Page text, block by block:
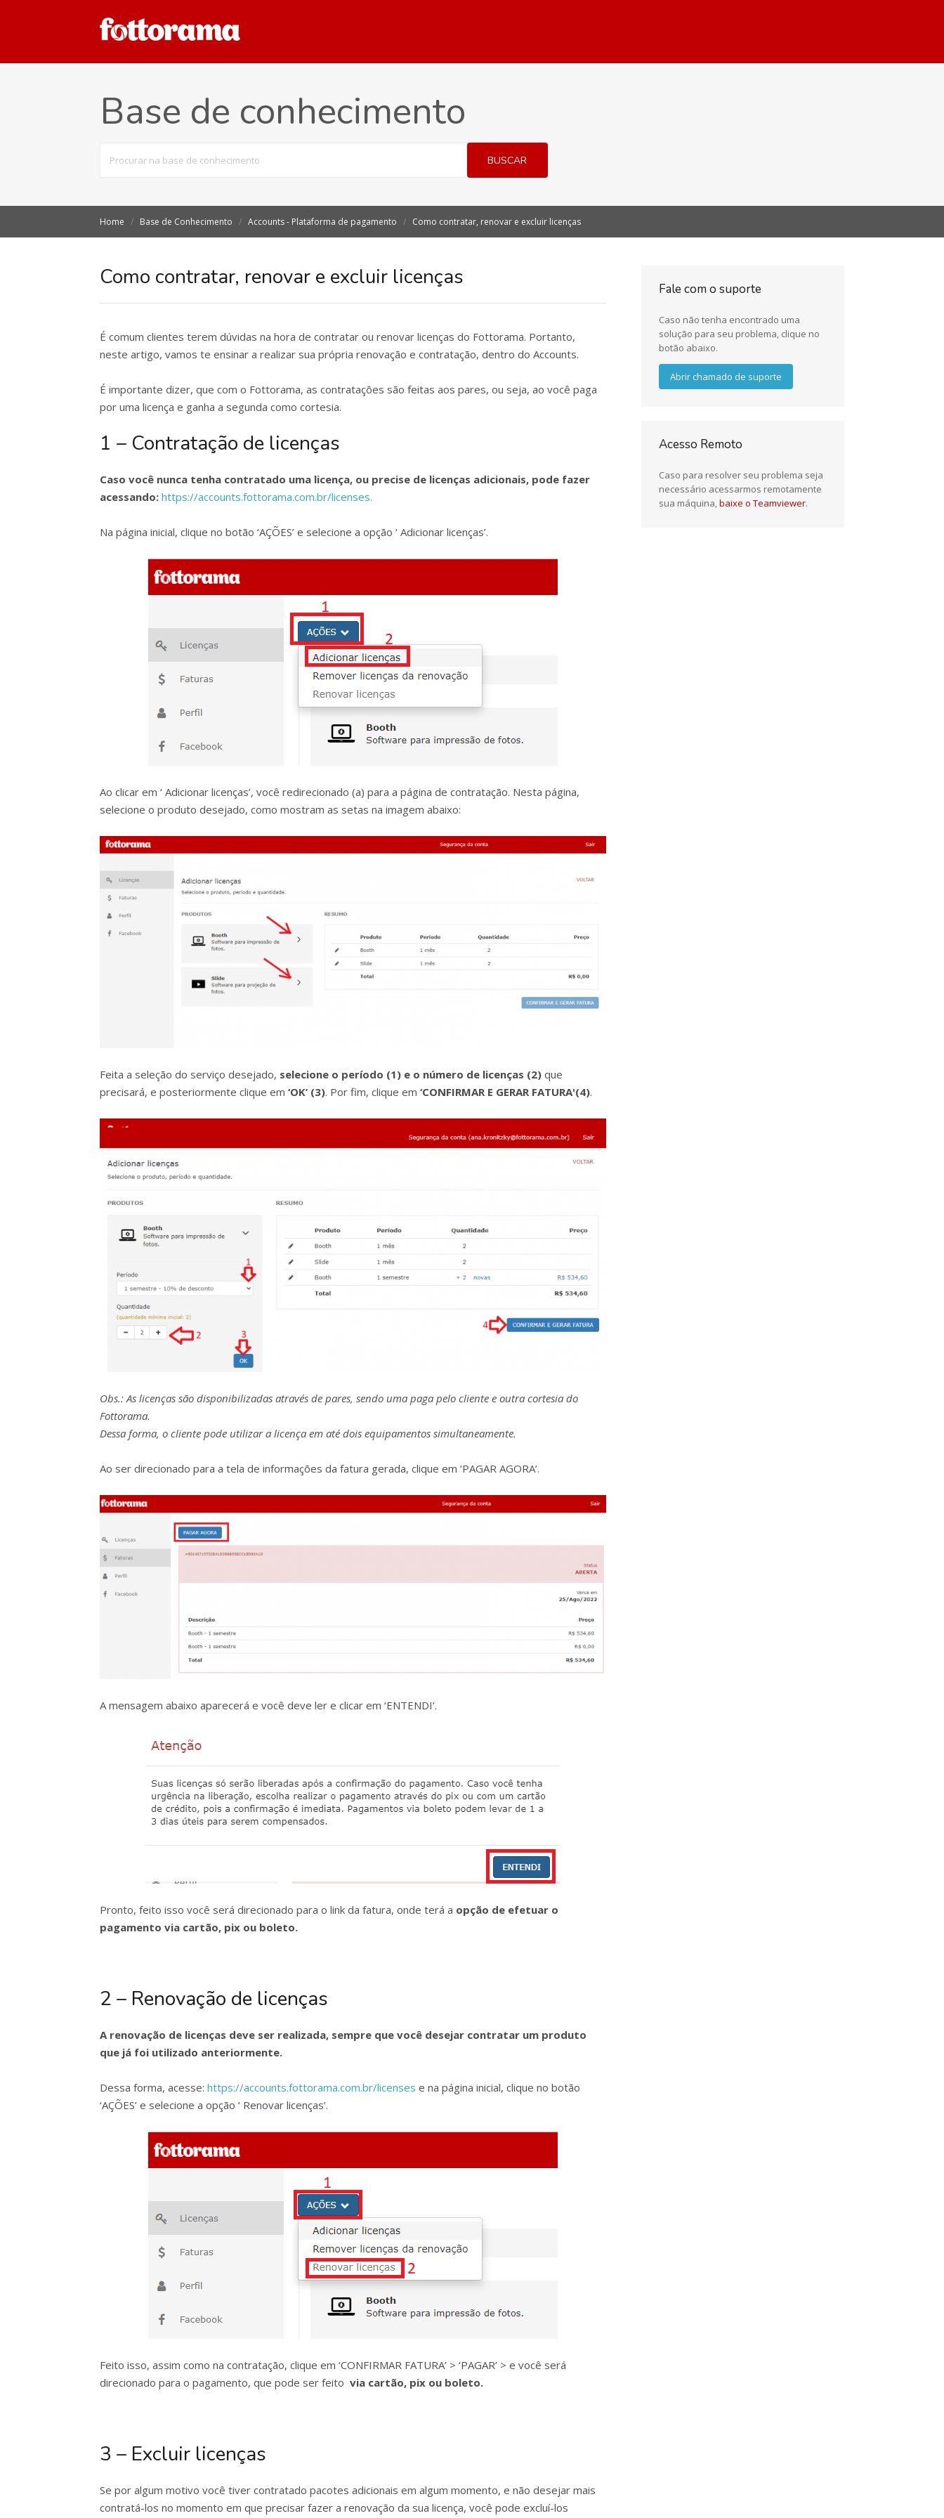
Base de conhecimento
por
BUSCAR
Home Base de Conhecimento Accounts - Plataforma de pagamento Como contratar, renovar e excluir licenças
Como contratar, renovar e excluir licenças
É comum clientes terem dúvidas na hora de contratar ou renovar licenças do Fottorama. Portanto,
neste artigo, vamos te ensinar a realizar sua própria renovação e contratação, dentro do Accounts.
É importante dizer, que com o Fottorama, as contratações são feitas aos pares, ou seja, ao você paga
por uma licença e ganha a segunda como cortesia.
1 – Contratação de licenças
Caso você nunca tenha contratado uma licença, ou precise de licenças adicionais, pode fazer
acessando: https://accounts.fottorama.com.br/licenses.
Na página inicial, clique no botão ‘AÇÕES’ e selecione a opção ‘ Adicionar licenças’.
Ao clicar em ‘ Adicionar licenças’, você redirecionado (a) para a página de contratação. Nesta página,
selecione o produto desejado, como mostram as setas na imagem abaixo:
Feita a seleção do serviço desejado, selecione o período (1) e o número de licenças (2) que
precisará, e posteriormente clique em ‘OK’ (3). Por fim, clique em ‘CONFIRMAR E GERAR FATURA'(4).
Obs.: As licenças são disponibilizadas através de pares, sendo uma paga pelo cliente e outra cortesia do
Fottorama.
Dessa forma, o cliente pode utilizar a licença em até dois equipamentos simultaneamente.
Ao ser direcionado para a tela de informações da fatura gerada, clique em ‘PAGAR AGORA’.
A mensagem abaixo aparecerá e você deve ler e clicar em ‘ENTENDI’.
Pronto, feito isso você será direcionado para o link da fatura, onde terá a opção de efetuar o
pagamento via cartão, pix ou boleto.
2 – Renovação de licenças
A renovação de licenças deve ser realizada, sempre que você desejar contratar um produto
que já foi utilizado anteriormente.
Dessa forma, acesse: https://accounts.fottorama.com.br/licenses e na página inicial, clique no botão
‘AÇÕES’ e selecione a opção ‘ Renovar licenças’.
Feito isso, assim como na contratação, clique em ‘CONFIRMAR FATURA’ > ‘PAGAR’ > e você será
direcionado para o pagamento, que pode ser feito via cartão, pix ou boleto.
3 – Excluir licenças
Se por algum motivo você tiver contratado pacotes adicionais em algum momento, e não desejar mais
contratá-los no momento em que precisar fazer a renovação da sua licença, você pode excluí-los
Fale com o suporte
Caso não tenha encontrado uma
solução para seu problema, clique no
botão abaixo.
Abrir chamado de suporte
Acesso Remoto
Caso para resolver seu problema seja
necessário acessarmos remotamente
sua máquina,baixe o Teamviewer.